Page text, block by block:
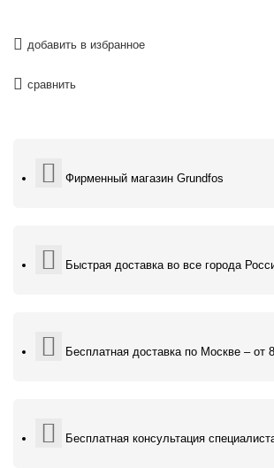
добавить в избранное
сравнить
Фирменный магазин Grundfos
Быстрая доставка во все города
Бесплатная доставка по Москве – от
Бесплатная консультация